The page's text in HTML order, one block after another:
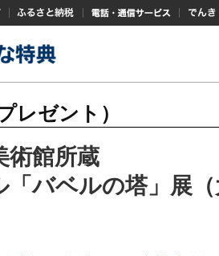
レゼント）
術館所蔵
「バベルの塔」展